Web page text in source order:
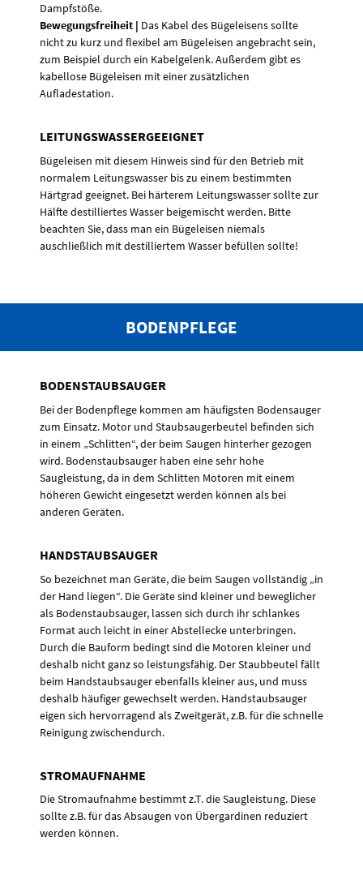
Dampfstöße.
Bewegungsfreiheit | Das Kabel des Bügeleisens sollte
nicht zu kurz und flexibel am Bügeleisen angebracht sein,
zum Beispiel durch ein Kabelgelenk. Außerdem gibt es
kabellose Bügeleisen mit einer zusätzlichen
Aufladestation.
LEITUNGSWASSERGEEIGNET
Bügeleisen mit diesem Hinweis sind für den Betrieb mit
normalem Leitungswasser bis zu einem bestimmten
Härtgrad geeignet. Bei härterem Leitungswasser sollte zur
Hälfte destilliertes Wasser beigemischt werden. Bitte
beachten Sie, dass man ein Bügeleisen niemals
auschließlich mit destilliertem Wasser befüllen sollte!
BODENPFLEGE
BODENSTAUBSAUGER
Bei der Bodenpflege kommen am häufigsten Bodensauger
zum Einsatz. Motor und Staubsaugerbeutel befinden sich
in einem „Schlitten“, der beim Saugen hinterher gezogen
wird. Bodenstaubsauger haben eine sehr hohe
Saugleistung, da in dem Schlitten Motoren mit einem
höheren Gewicht eingesetzt werden können als bei
anderen Geräten.
HANDSTAUBSAUGER
So bezeichnet man Geräte, die beim Saugen vollständig „in
der Hand liegen“. Die Geräte sind kleiner und beweglicher
als Bodenstaubsauger, lassen sich durch ihr schlankes
Format auch leicht in einer Abstellecke unterbringen.
Durch die Bauform bedingt sind die Motoren kleiner und
deshalb nicht ganz so leistungsfähig. Der Staubbeutel fällt
beim Handstaubsauger ebenfalls kleiner aus, und muss
deshalb häufiger gewechselt werden. Handstaubsauger
eigen sich hervorragend als Zweitgerät, z.B. für die schnelle
Reinigung zwischendurch.
STROMAUFNAHME
Die Stromaufnahme bestimmt z.T. die Saugleistung. Diese
sollte z.B. für das Absaugen von Übergardinen reduziert
werden können.